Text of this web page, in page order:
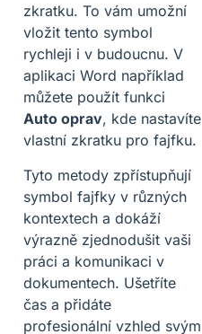
zkratku. To vám umožní
vložit tento symbol
rychleji i v budoucnu. V
aplikaci Word například
můžete použít funkci
Auto oprav, kde nastavíte
vlastní zkratku pro fajfku.
Tyto metody zpřístupňují
symbol fajfky v různých
kontextech a dokáží
výrazně zjednodušit vaši
práci a komunikaci v
dokumentech. Ušetříte
čas a přidáte
profesionální vzhled svým